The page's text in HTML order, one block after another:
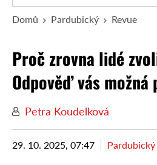
Domů Pardubický Revue
Proč zrovna lidé
Odpověď vás
Petra Koudelková
29. 10. 2025, 07:47 Pardubický